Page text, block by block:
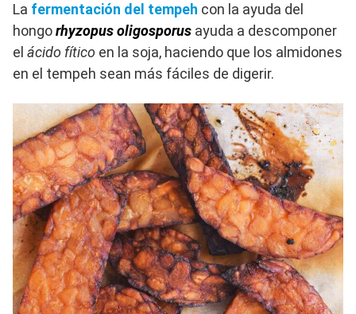
La fermentación del tempeh con la ayuda del
hongorhyzopus oligosporus ayuda a descomponer
el ácido fítico en la soja, haciendo que los almidones
en el tempeh sean más fáciles de digerir.